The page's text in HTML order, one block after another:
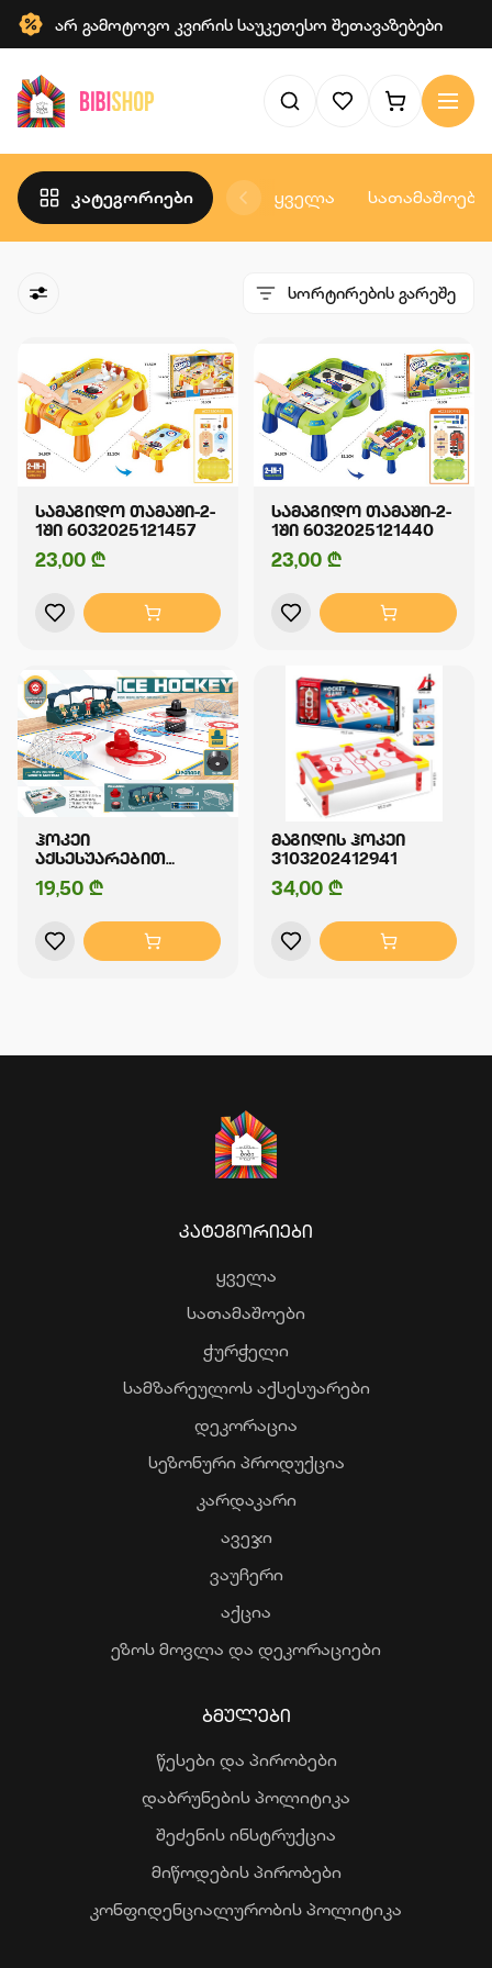
არ გამოტოვო კვირის საუკეთესო შეთავაზებები
კატეგორიები ყველა სათამაშოები
სორტირების გარეშე
ᲡᲐᲛᲐᲒᲘᲓᲝ ᲗᲐᲛᲐᲨᲘ-2-
1ᲨᲘ 6032025121457
23,00 ₾
ᲡᲐᲛᲐᲒᲘᲓᲝ ᲗᲐᲛᲐᲨᲘ-2-
1ᲨᲘ 6032025121440
23,00 ₾
ᲰᲝᲙᲔᲘ
ᲐᲥᲡᲔᲡᲣᲐᲠᲔᲑᲘᲗ
6032025111298
19,50 ₾
ᲛᲐᲒᲘᲓᲘᲡ ᲰᲝᲙᲔᲘ
3103202412941
34,00 ₾
ᲙᲐᲢᲔᲒᲝᲠᲘᲔᲑᲘ
ყველა
სათამაშოები
ჭურჭელი
სამზარეულოს აქსესუარები
დეკორაცია
სეზონური პროდუქცია
კარდაკარი
ავეჯი
ვაუჩერი
აქცია
ეზოს მოვლა და დეკორაციები
ᲑᲛᲣᲚᲔᲑᲘ
წესები და პირობები
დაბრუნების პოლიტიკა
შეძენის ინსტრუქცია
მიწოდების პირობები
კონფიდენციალურობის პოლიტიკა